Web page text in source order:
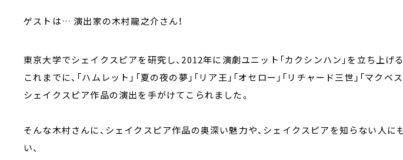
ゲストは… 演出家の木村龍之介さん！
東京大学でシェイクスピアを研究し、2012年に演劇ユニット「カクシンハン」を立ち上げる
これまでに、「ハムレット」「夏の夜の夢」「リア王」「オセロー」「リチャード三世」「マクベ
シェイクスピア作品の演出を手がけてこられました。
そんな木村さんに、シェイクスピア作品の奥深い魅力や、シェイクスピアを知らない人に
い、